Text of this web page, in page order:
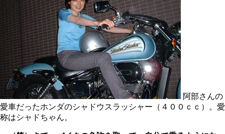
阿部さんの
愛車だったホンダのシャドウスラッシャー（４００ｃｃ）。愛
称はシャドちゃん。